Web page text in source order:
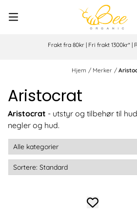
Frakt fra 80kr | Fri frakt 1300kr* |
Hjem / Merker /
Aristocrat
Aristocrat - utstyr og tilbehør til
negler og hud.